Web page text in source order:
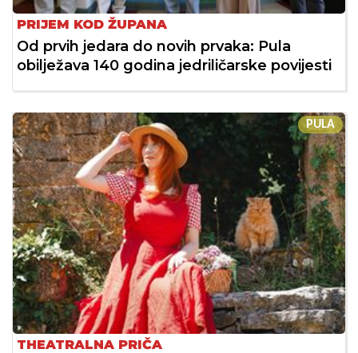
PRIJEM KOD ŽUPANA
Od prvih jedara do novih prvaka: Pula
obilježava 140 godina jedriličarske povijesti
PULA
THEATRALNA PRIČA